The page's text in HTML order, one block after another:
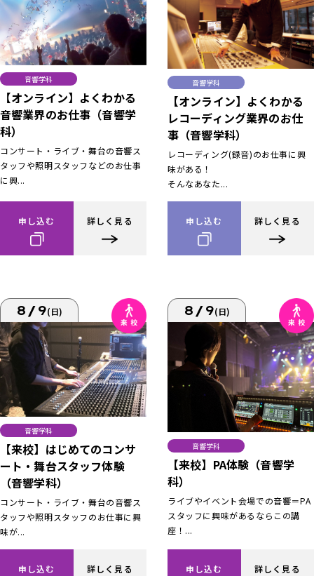
音響学科
【オンライン】よくわかる
音響業界のお仕事（音響学
科）
コンサート・ライブ・舞台の音響ス
タッフや照明スタッフなどのお仕事
に興...
申し込む 詳しく見る
音響学科
【オンライン】よくわかる
レコーディング業界のお仕
事（音響学科）
レコーディング(録音)のお仕事に興
味がある！
そんなあなた...
申し込む 詳しく見る
8/9(日)
音響学科
【来校】はじめてのコンサ
ート・舞台スタッフ体験
（音響学科）
コンサート・ライブ・舞台の音響ス
タッフや照明スタッフのお仕事に興
味が...
申し込む 詳しく見る
8/9(日)
音響学科
【来校】PA体験（音響学
科）
ライブやイベント会場での音響＝PA
スタッフに興味があるならこの講
座！...
申し込む 詳しく見る